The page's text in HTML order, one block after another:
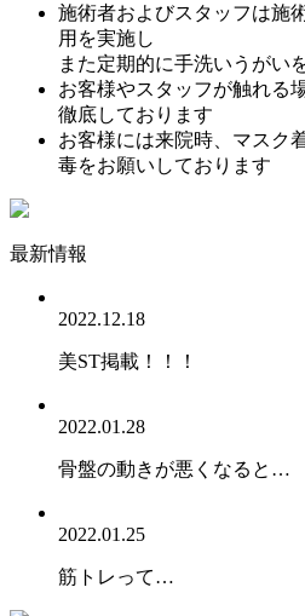
施術者およびスタッフは施
用を実施し
また定期的に手洗いうがい
お客様やスタッフが触れる
徹底しております
お客様には来院時、マスク
毒をお願いしております
最新情報
2022.12.18
美ST掲載！！！
2022.01.28
骨盤の動きが悪くなると…
2022.01.25
筋トレって…